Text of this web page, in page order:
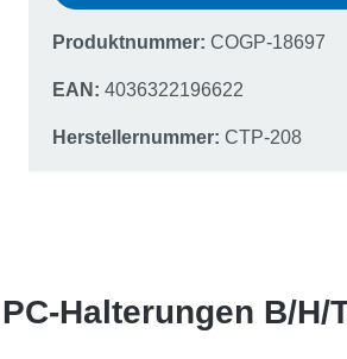
Produktnummer: COGP-18697
EAN: 4036322196622
Herstellernummer: CTP-208
Halterungen B/H/